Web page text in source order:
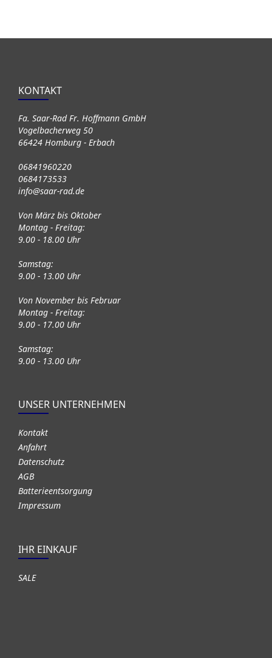
KONTAKT
Fa. Saar-Rad Fr. Hoffmann GmbH
Vogelbacherweg 50
66424 Homburg - Erbach
06841960220
0684173533
info@saar-rad.de
Von März bis Oktober
Montag - Freitag:
9.00 - 18.00 Uhr
Samstag:
9.00 - 13.00 Uhr
Von November bis Februar
Montag - Freitag:
9.00 - 17.00 Uhr
Samstag:
9.00 - 13.00 Uhr
UNSER UNTERNEHMEN
Kontakt
Anfahrt
Datenschutz
AGB
Batterieentsorgung
Impressum
IHR EINKAUF
SALE